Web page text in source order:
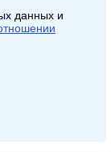
данных и